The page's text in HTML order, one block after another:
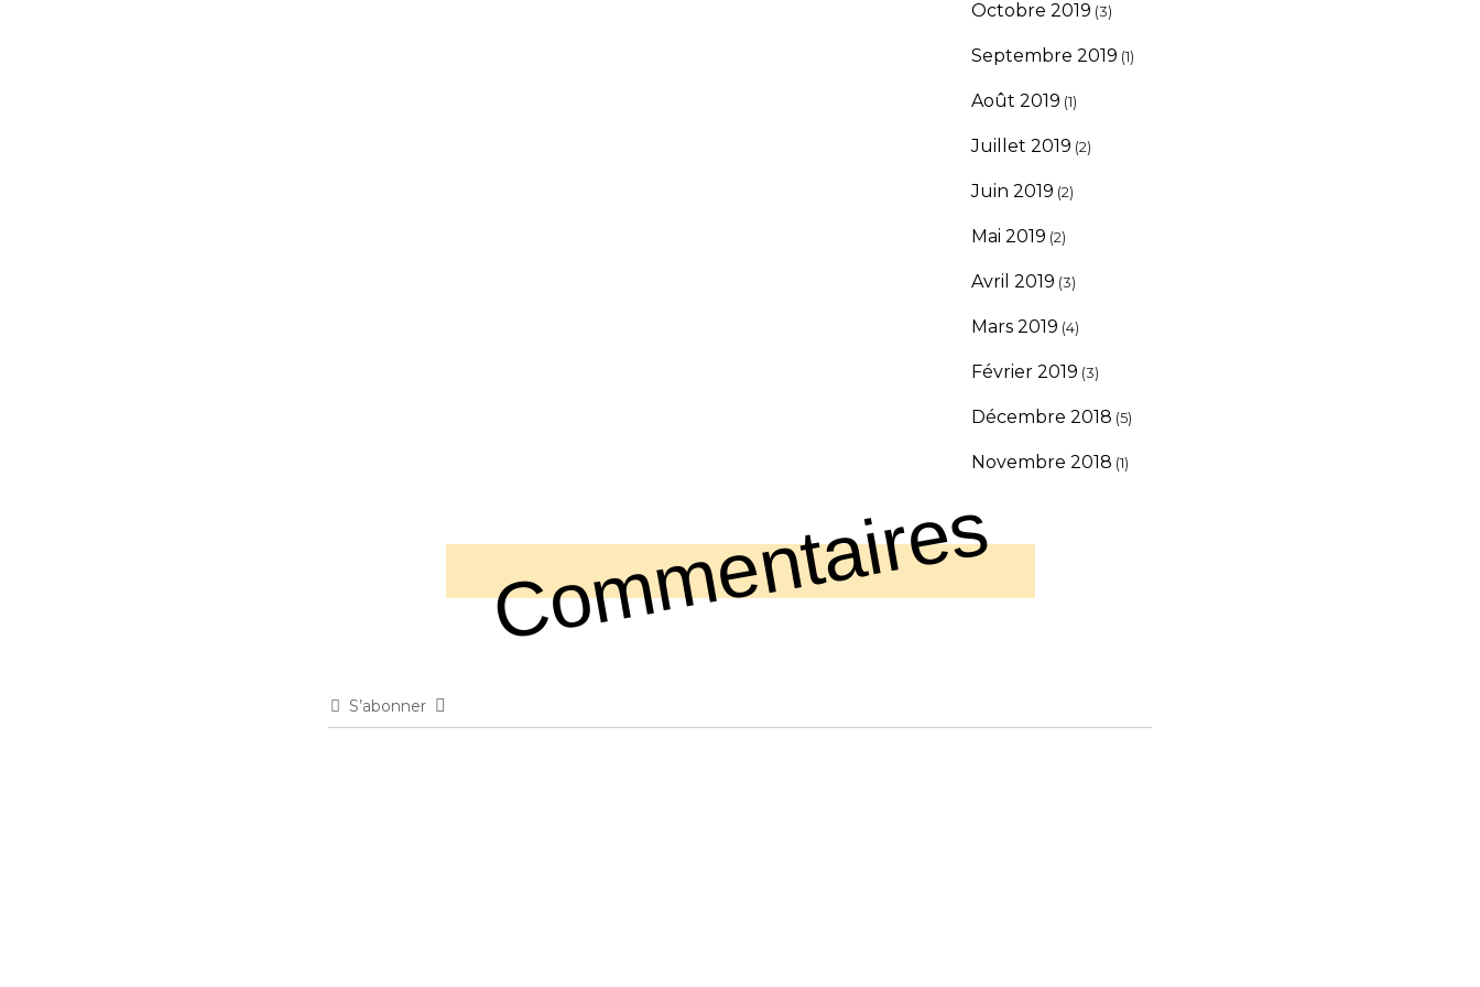
Octobre 2019 (3)
Septembre 2019 (1)
Août 2019 (1)
Juillet 2019 (2)
Juin 2019 (2)
Mai 2019 (2)
Avril 2019 (3)
Mars 2019 (4)
Février 2019 (3)
Décembre 2018 (5)
Novembre 2018 (1)
Commentaires
S’abonner